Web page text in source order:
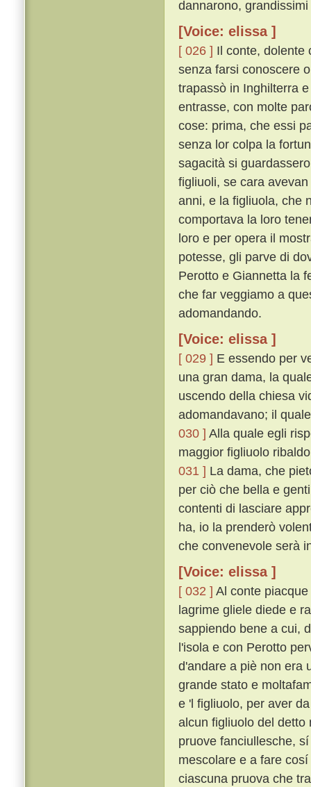
dannarono,
[Voice: elissa ]
[ 026 ] Il conte, dolente
senza farsi conoscere
trapassò in Inghilterra
entrasse, con molte
cose: prima, che essi
senza lor colpa la
sagacità si
figliuoli, se cara
anni, e la figliuola, che
comportava la loro
loro e per opera il
potesse, gli parve di
Perotto e Giannetta la
che far veggiamo a
adomandando.
[Voice: elissa ]
[ 029 ] E essendo per
una gran dama, la
uscendo della chiesa
adomandavano; il
030 ] Alla quale egli
maggior figliuolo
031 ] La dama, che
per ciò che bella e
contenti di lasciare
ha, io la prenderò
che convenevole serà
[Voice: elissa ]
[ 032 ] Al conte
lagrime gliele diede e
sappiendo bene a cui,
l'isola e con Perotto
d'andare a piè non era
grande stato e
e 'l figliuolo, per aver
alcun figliuolo del detto
pruove fanciullesche,
mescolare e a fare
ciascuna pruova che